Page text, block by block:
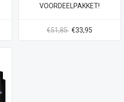
VOORDEELPAKKET!
€51,85 €33,95